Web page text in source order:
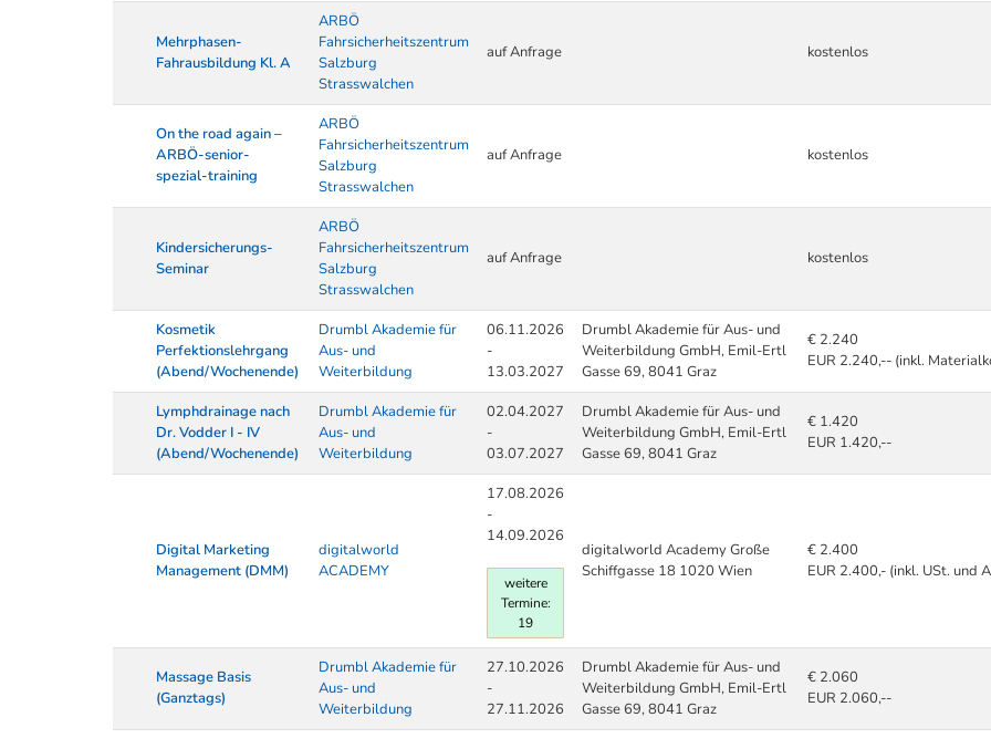
Mehrphasen-
Fahrausbildung Kl. A
ARBÖ
Fahrsicherheitszentrum
Salzburg
Strasswalchen
auf Anfrage kostenlos
On the road again –
ARBÖ-senior-
spezial-training
ARBÖ
Fahrsicherheitszentrum
Salzburg
Strasswalchen
auf Anfrage kostenlos
Kindersicherungs-
Seminar
ARBÖ
Fahrsicherheitszentrum
Salzburg
Strasswalchen
auf Anfrage kostenlos
Kosmetik
Perfektionslehrgang
(Abend/Wochenende)
Drumbl Akademie für
Aus- und
Weiterbildung
06.11.2026
-
13.03.2027
Drumbl Akademie für Aus- und
Weiterbildung GmbH, Emil-Ertl
Gasse 69, 8041 Graz
€ 2.240
EUR 2.240,-- (inkl.
Lymphdrainage nach
Dr. Vodder I - IV
(Abend/Wochenende)
Drumbl Akademie für
Aus- und
Weiterbildung
02.04.2027
-
03.07.2027
Drumbl Akademie für Aus- und
Weiterbildung GmbH, Emil-Ertl
Gasse 69, 8041 Graz
€ 1.420
EUR 1.420,--
Digital Marketing
Management (DMM)
digitalworld
ACADEMY
17.08.2026
-
14.09.2026
weitere
Termine:
19
digitalworld Academy Große
Schiffgasse 18 1020 Wien
€ 2.400
EUR 2.400,- (inkl. USt. und
Massage Basis
(Ganztags)
Drumbl Akademie für
Aus- und
Weiterbildung
27.10.2026
-
27.11.2026
Drumbl Akademie für Aus- und
Weiterbildung GmbH, Emil-Ertl
Gasse 69, 8041 Graz
€ 2.060
EUR 2.060,--